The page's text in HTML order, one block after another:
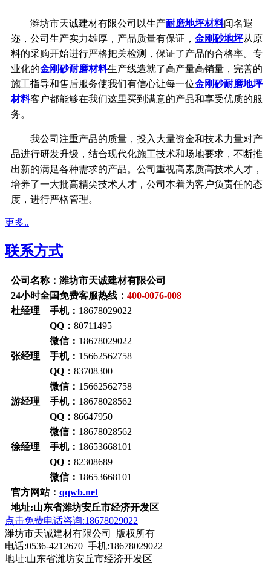
潍坊市天诚建材有限公司以生产耐磨地坪材料闻名遐
迩，公司生产实力雄厚，产品质量有保证， 金刚砂地坪从原
料的采购开始进行严格把关检测，保证了产品的合格率。专
业化的金刚砂耐磨材料生产线造就了高产量高销量，完善的
施工指导和售后服务使我们有信心让每一位金刚砂耐磨地坪
材料客户都能够在我们这里买到满意的产品和享受优质的服
务。
我公司注重产品的质量，投入大量资金和技术力量对产
品进行研发升级，结合现代化施工技术和场地要求，不断推
出新的满足各种需求的产品。公司重视高素质高技术人才，
培养了一大批高精尖技术人才，公司本着为客户负责任的态
度，进行严格管理。
更多..
联系方式
公司名称：潍坊市天诚建材有限公司
24小时全国免费客服热线： 400-0076-008
杜经理 手机： 18678029022
QQ： 80711495
微信： 18678029022
张经理 手机： 15662562758
QQ： 83708300
微信： 15662562758
游经理 手机： 18678028562
QQ： 86647950
微信： 18678028562
徐经理 手机： 18653668101
QQ： 82308689
微信： 18653668101
官方网站： qqwb.net
地址:山东省潍坊安丘市经济开发区
点击免费电话咨询:18678029022
潍坊市天诚建材有限公司 版权所有
电话:0536-4212670 手机:18678029022
地址:山东省潍坊安丘市经济开发区